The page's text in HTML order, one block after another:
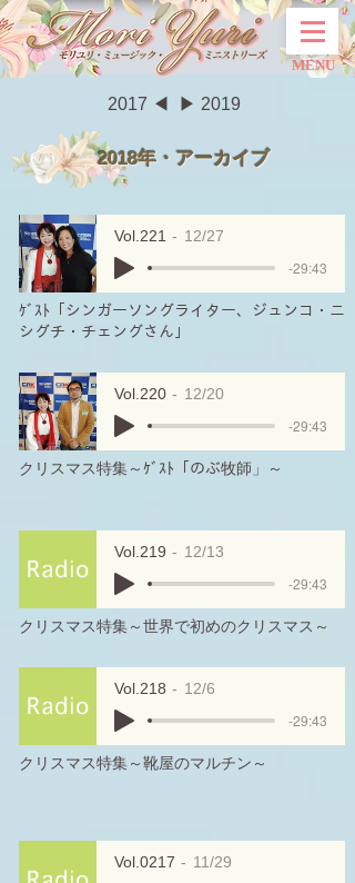
MENU
2017 ◀︎ ▶︎ 2019
2018年・アーカイブ
Vol.221 12/27
-29:43
ｹﾞｽﾄ「シンガーソングライター、ジュンコ・ニ
シグチ・チェングさん」
Vol.220 12/20
-29:43
クリスマス特集～ｹﾞｽﾄ「のぶ牧師」～
Vol.219 12/13
-29:43
クリスマス特集～世界で初めのクリスマス～
Vol.218 12/6
-29:43
クリスマス特集～靴屋のマルチン～
Vol.0217 11/29